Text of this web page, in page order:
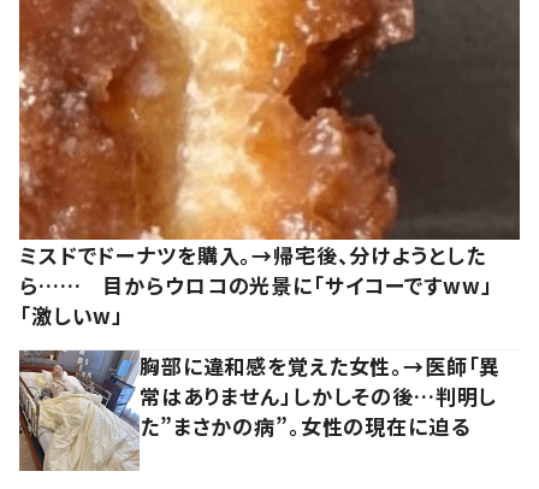
ミスドでドーナツを購入。→帰宅後、分けようとした
ら…… 目からウロコの光景に「サイコーですww」
「激しいw」
胸部に違和感を覚えた女性。→医師「異
常はありません」しかしその後…判明し
た”まさかの病”。女性の現在に迫る